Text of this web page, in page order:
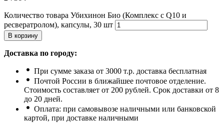
Количество товара Убихинон Био (Комплекс с Q10 и
ресвератролом), капсулы, 30 шт
В корзину
Доставка по городу:
При сумме заказа от 3000 т.р. доставка бесплатная
Почтой России в ближайшее почтовое отделение.
Стоимость составляет от 200 рублей. Срок доставки от 8
до 20 дней.
Оплата: при самовывозе наличными или банковской
картой, при доставке наличными